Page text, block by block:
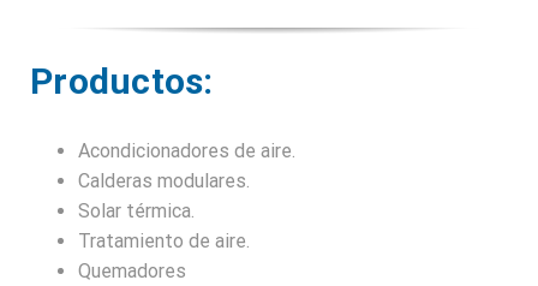
Productos:
Acondicionadores de aire.
Calderas modulares.
Solar térmica.
Tratamiento de aire.
Quemadores